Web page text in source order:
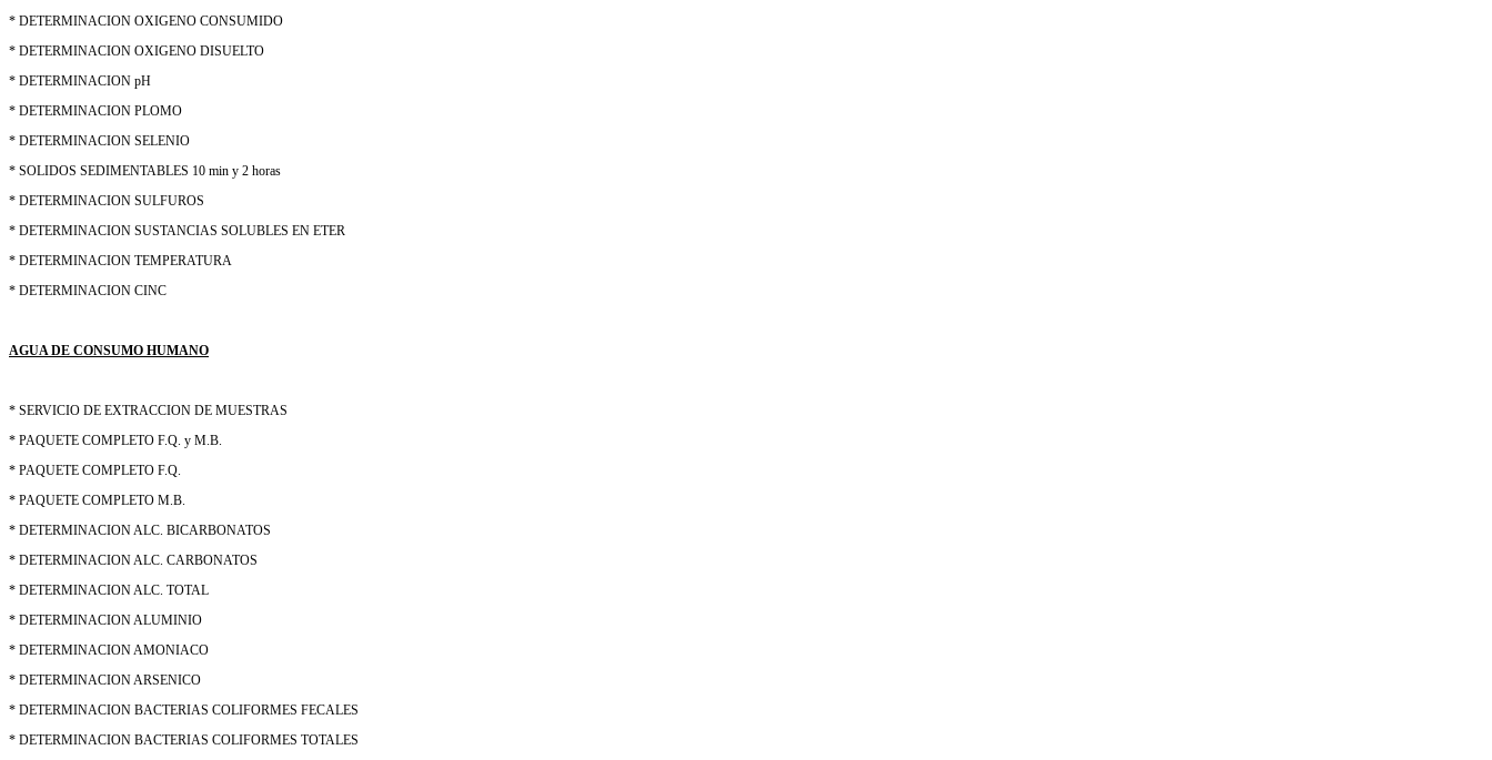
* DETERMINACION OXIGENO CONSUMIDO
* DETERMINACION OXIGENO DISUELTO
* DETERMINACION pH
* DETERMINACION PLOMO
* DETERMINACION SELENIO
* SOLIDOS SEDIMENTABLES 10 min y 2 horas
* DETERMINACION SULFUROS
* DETERMINACION SUSTANCIAS SOLUBLES EN ETER
* DETERMINACION TEMPERATURA
* DETERMINACION CINC
AGUA DE CONSUMO HUMANO
* SERVICIO DE EXTRACCION DE MUESTRAS
* PAQUETE COMPLETO F.Q. y M.B.
* PAQUETE COMPLETO F.Q.
* PAQUETE COMPLETO M.B.
* DETERMINACION ALC. BICARBONATOS
* DETERMINACION ALC. CARBONATOS
* DETERMINACION ALC. TOTAL
* DETERMINACION ALUMINIO
* DETERMINACION AMONIACO
* DETERMINACION ARSENICO
* DETERMINACION BACTERIAS COLIFORMES FECALES
* DETERMINACION BACTERIAS COLIFORMES TOTALES